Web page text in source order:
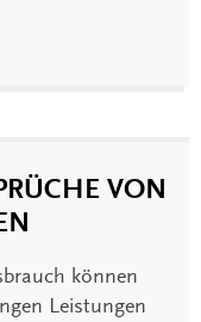
VON
können
Leistungen